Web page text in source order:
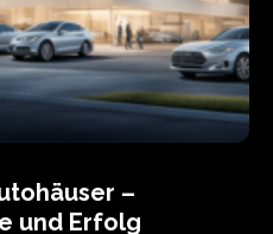
–
und Erfolg